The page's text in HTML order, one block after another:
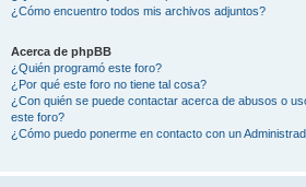
¿Cómo encuentro todos mis archivos adjuntos?
Acerca de phpBB
¿Quién programó este foro?
¿Por qué este foro no tiene tal cosa?
¿Con quién se puede contactar acerca de abusos o
este foro?
¿Cómo puedo ponerme en contacto con un